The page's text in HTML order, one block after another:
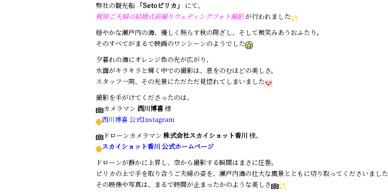
弊社の観光船 「Setoピリカ」
にて、
梶原ご夫婦の結婚式前撮りウェディングフォト撮影が行われました
穏やかな瀬戸内の海、優しく照らす秋の陽ざし、そして微笑みあうおふたり。
そのすべてがまるで映画のワンシーンのようでした
夕暮れの海にオレンジ色の光が広がり、
水面がキラキラと輝く中での撮影は、息をのむほどの美しさ。
スタッフ一同、その光景にただただ見惚れてしまいました
撮影を手がけてくださったのは、
カメラマン 西川博喜様
西川博喜 公式Instagram
ドローンカメラマン 株式会社スカイショット香川 様。
スカイショット香川 公式ホームページ
ドローンが静かに上昇し、空から撮影する瞬間はまさに圧巻。
ピリカの上で手を取り合うご夫婦の姿を、瀬戸内海の壮大な風景とともに切り取ってくださいました
その映像や写真は、まるで時間が止まったかのような美しさ